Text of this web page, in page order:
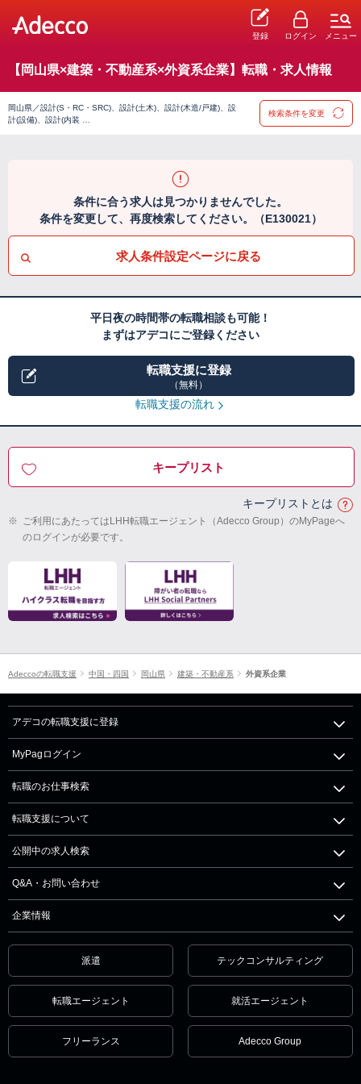
登録 ログイン メニュー
【岡山県×建築・不動産系×外資系企業】転職・求人情報
岡山県／設計(S・RC・SRC)、設計(土木)、設計(木造/戸建)、設
計(設備)、設計(内装 …
検索条件を変更
条件に合う求人は見つかりませんでした。
条件を変更して、再度検索してください。（E130021）
求人条件設定ページに戻る
平日夜の時間帯の転職相談も可能！
まずはアデコにご登録ください
転職支援に登録
（無料）
転職支援の流れ
キープリスト
キープリストとは
※ ご利用にあたってはLHH転職エージェント（Adecco Group）のMyPageへ
のログインが必要です。
Adeccoの転職支援 中国・四国 岡山県 建築・不動産系 外資系企業
アデコの転職支援に登録
MyPagログイン
転職のお仕事検索
転職支援について
公開中の求人検索
Q&A・お問い合わせ
企業情報
派遣 テックコンサルティング
転職エージェント 就活エージェント
フリーランス Adecco Group